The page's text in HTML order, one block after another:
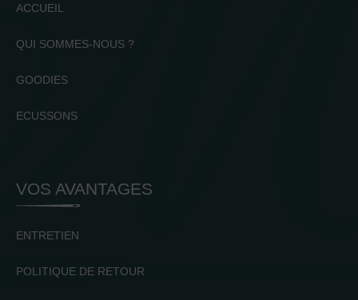
ACCUEIL
QUI SOMMES-NOUS ?
GOODIES
ECUSSONS
VOS AVANTAGES
ENTRETIEN
POLITIQUE DE RETOUR